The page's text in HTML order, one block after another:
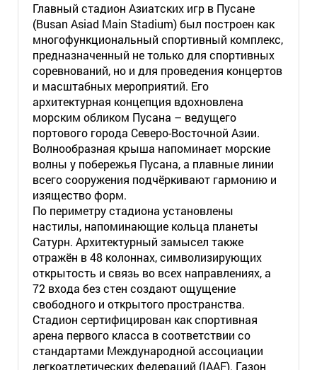
Главный стадион Азиатских игр в Пусане
(Busan Asiad Main Stadium) был построен как
многофункциональный спортивный комплекс,
предназначенный не только для спортивных
соревнований, но и для проведения концертов
и масштабных мероприятий. Его
архитектурная концепция вдохновлена
морским обликом Пусана – ведущего
портового города Северо-Восточной Азии.
Волнообразная крыша напоминает морские
волны у побережья Пусана, а плавные линии
всего сооружения подчёркивают гармонию и
изящество форм.
По периметру стадиона установлены
настилы, напоминающие кольца планеты
Сатурн. Архитектурный замысел также
отражён в 48 колоннах, символизирующих
открытость и связь во всех направлениях, а
72 входа без стен создают ощущение
свободного и открытого пространства.
Стадион сертифицирован как спортивная
арена первого класса в соответствии со
стандартами Международной ассоциации
легкоатлетических федераций (IAAF). Газон